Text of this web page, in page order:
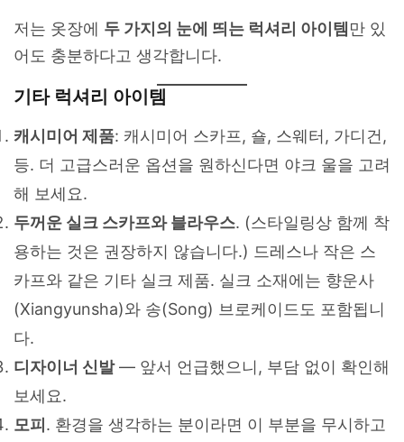
저는 옷장에 두 가지의 눈에 띄는 럭셔리 아이템만 있
어도 충분하다고 생각합니다.
기타 럭셔리 아이템
캐시미어 제품: 캐시미어 스카프, 숄, 스웨터, 가디건,
등. 더 고급스러운 옵션을 원하신다면 야크 울을 고려
해 보세요.
두꺼운 실크 스카프와 블라우스. (스타일링상 함께 착
용하는 것은 권장하지 않습니다.) 드레스나 작은 스
카프와 같은 기타 실크 제품. 실크 소재에는 향운사
(Xiangyunsha)와 송(Song) 브로케이드도 포함됩니
다.
디자이너 신발— 앞서 언급했으니, 부담 없이 확인해
보세요.
모피. 환경을 생각하는 분이라면 이 부분을 무시하고